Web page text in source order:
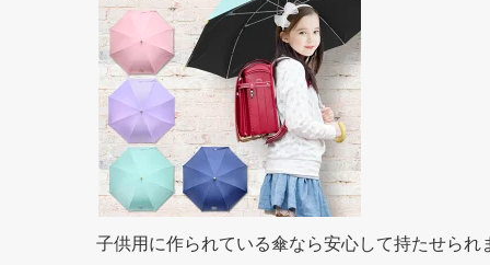
子供用に作られている傘なら安心して持たせられ